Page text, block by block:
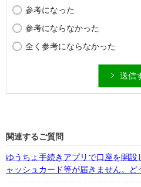
参考になった
参考にならなかった
全く参考にならなかった
送信
関連するご質問
ゆうちょ手続きアプリで口座を開
ャッシュカード等が届きません。ど